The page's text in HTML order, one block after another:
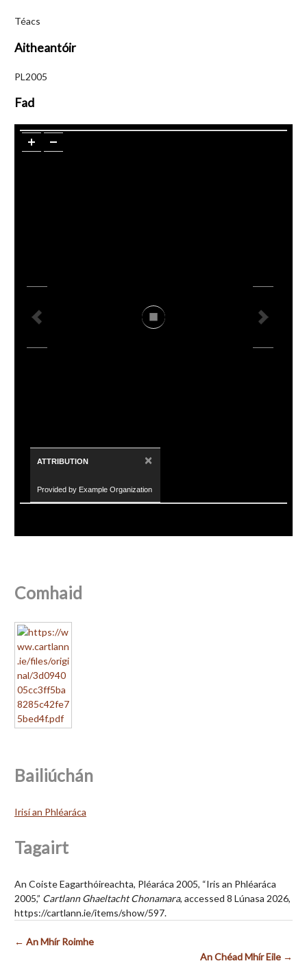
Téacs
Aitheantóir
PL2005
Fad
ATTRIBUTION ×
Provided by Example Organization
Comhaid
Bailiúchán
Irisí an Phléaráca
Tagairt
An Coiste Eagarthóireachta, Pléaráca 2005, “Iris an Phléaráca
2005,” Cartlann Ghaeltacht Chonamara, accessed 8 Lúnasa 2026,
https://cartlann.ie/items/show/597.
← An Mhír Roimhe
An Chéad Mhír Eile →